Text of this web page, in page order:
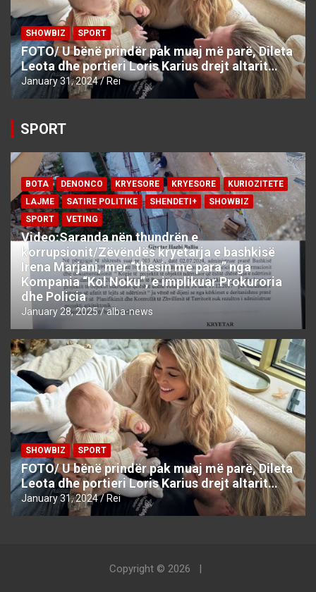
SHOWBIZ SPORT
FOTO/ U bënë prindër pak muaj më parë, Dileta
Leota dhe portieri Loris Karius drejt altarit…
January 31, 2024 Rei
SPORT
BOTA DENONCO KRYESORE KRYESORE
KURIOZITETE
LAJME
SATIRE POLITIKE SHENDETI+
SHOWBIZ
SPORT
VETING
Video:Saranda nën thundrën e
korrupsionit/Zëvëndës kryetarja e bashkisë
Irena Marjani, mer “thesin me para” nga
Kompania “Kol Noku”, e implikuar Prokuroria
dhe Policia
January 28, 2025 alba-news
SHOWBIZ SPORT
FOTO/ U bënë prindër pak muaj më parë, Dileta
Leota dhe portieri Loris Karius drejt altarit…
January 31, 2024 Rei
Copyright © 2026